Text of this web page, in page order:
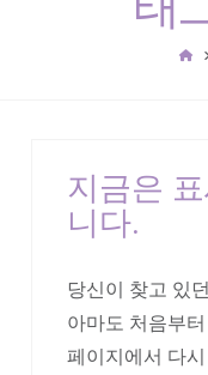
태
집
지금은
니다.
당신이 찾고 있
아마도 처음부
페이지에서 다